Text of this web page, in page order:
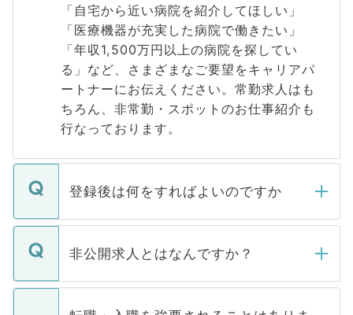
「自宅から近い病院を紹介してほしい」
「医療機器が充実した病院で働きたい」
「年収1,500万円以上の病院を探してい
る」など、さまざまなご要望をキャリアパ
ートナーにお伝えください。常勤求人はも
ちろん、非常勤・スポットのお仕事紹介も
行なっております。
登録後は何をすればよいのですか
ご登録いただきましたら、弊社担当者がご
登録内容を確認し、その後メールもしくは
ます。通常、5営業日以内にはご連絡をせて
いただきますので、しばらくお待ちくださ
非公開求人とはなんですか？
マイナビDOCTORで取り扱っている求人の